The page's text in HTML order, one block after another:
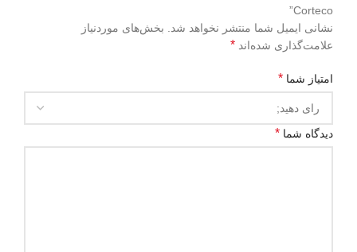
Corteco”
نشانی ایمیل شما منتشر نخواهد شد.
بخش‌های موردنیاز
علامت‌گذاری شده‌اند *
امتیاز شما *
دیدگاه شما *